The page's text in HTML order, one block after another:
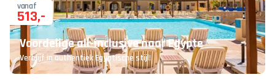
vanaf
513,-
Voordelige all-inclusive naar Egypte
Verblijf in authentiek Egyptische stijl!